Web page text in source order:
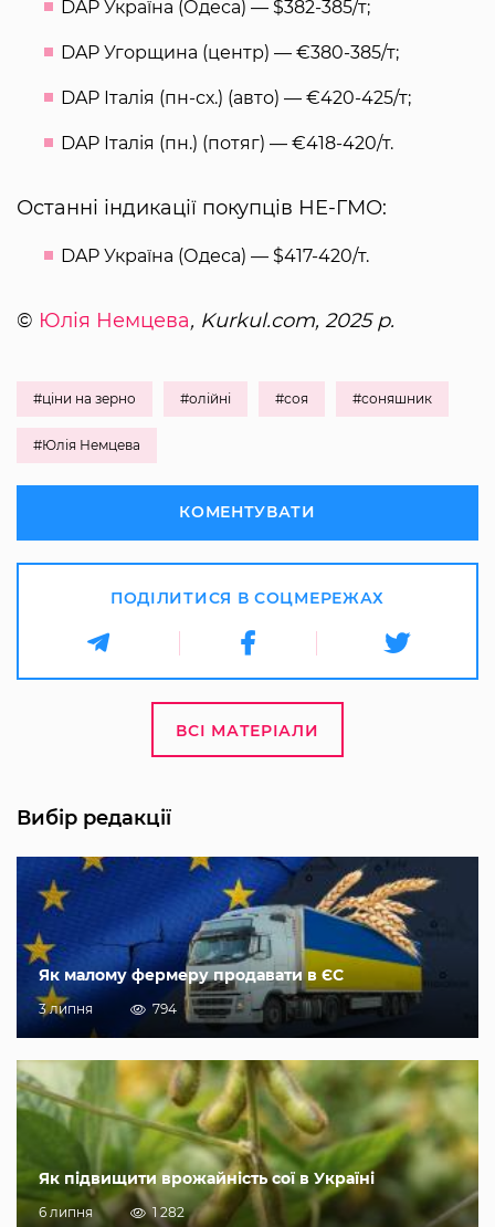
DAP Україна (Одеса) — $382-385/т;
DAP Угорщина (центр) — €380-385/т;
DAP Італія (пн-сх.) (авто) — €420-425/т;
DAP Італія (пн.) (потяг) — €418-420/т.
Останні індикації покупців НЕ-ГМО:
DAP Україна (Одеса) — $417-420/т.
© Юлія Немцева, Kurkul.com, 2025 р.
#ціни на зерно #олійні #соя #соняшник
#Юлія Немцева
КОМЕНТУВАТИ
ПОДІЛИТИСЯ В СОЦМЕРЕЖАХ
ВСІ МАТЕРІАЛИ
Вибір редакції
Як малому фермеру продавати в ЄС
3 липня 794
Як підвищити врожайність сої в Україні
6 липня 1 282